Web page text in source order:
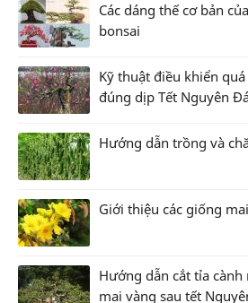
Các dáng thế cơ bản
bonsai
Kỹ thuật điều khiển
đúng dịp Tết Nguyên
Hướng dẫn trồng và
Giới thiệu các giống
Hướng dẫn cắt tỉa cành
mai vàng sau tết